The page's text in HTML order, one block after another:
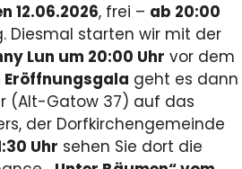
12.06.2026, frei – ab 20:00
Diesmal starten wir mit der
Lun um 20:00 Uhr vor dem
Eröffnungsgala geht es dann
(Alt-Gatow 37) auf das
der Dorfkirchengemeinde
Uhr sehen Sie dort die